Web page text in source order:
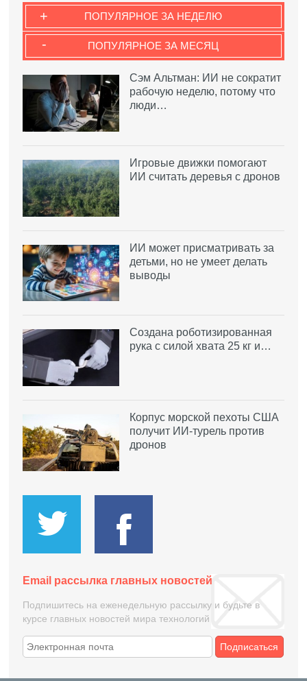
ПОПУЛЯРНОЕ ЗА НЕДЕЛЮ
+
ПОПУЛЯРНОЕ ЗА МЕСЯЦ
-
Сэм Альтман: ИИ не сократит
рабочую неделю, потому что
люди…
Игровые движки помогают
ИИ считать деревья с дронов
ИИ может присматривать за
детьми, но не умеет делать
выводы
Создана роботизированная
рука с силой хвата 25 кг и…
Корпус морской пехоты США
получит ИИ-турель против
дронов
Email рассылка главных новостей
Подпишитесь на еженедельную рассылку и будьте в
курсе главных новостей мира технологий
Подписаться